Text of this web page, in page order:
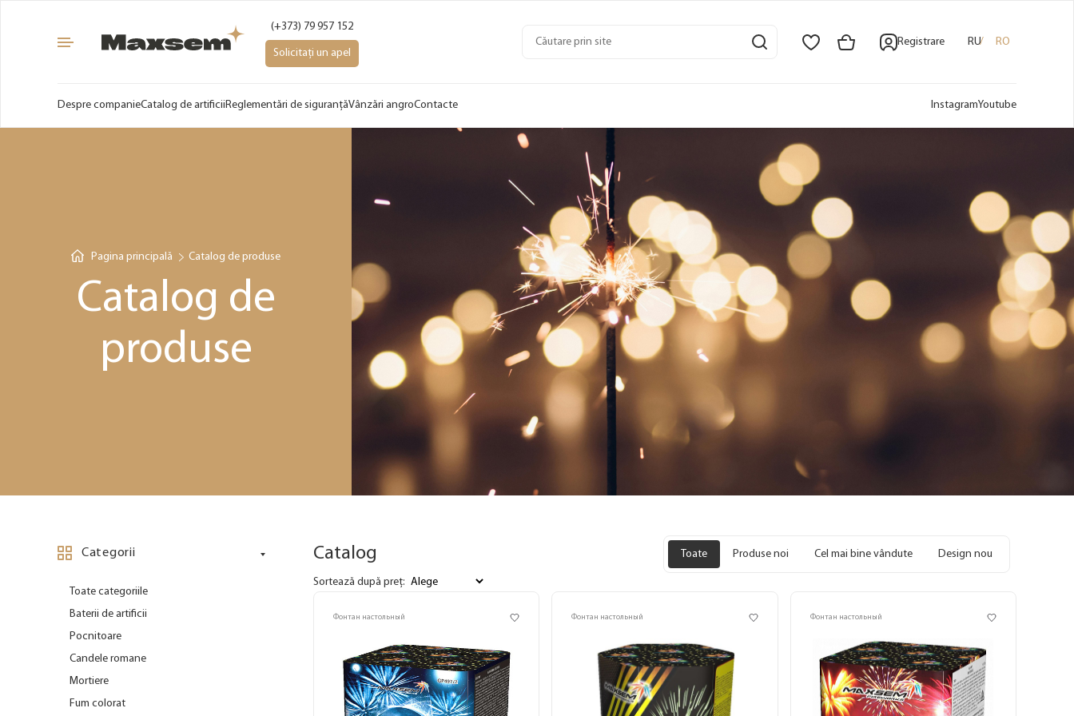
(+373) 79 957 152
Solicitați un apel
Registrare RU RO
Despre companieCatalog de artificiiReglementări de siguranțăVânzări angroContacte InstagramYoutube
Pagina principală Catalog de produse
Catalog de
produse
Categorii
Toate categoriile
Baterii de artificii
Pocnitoare
Candele romane
Mortiere
Fum colorat
Catalog Toate Produse noi Cel mai bine vândute Design nou
Sortează după preț:
Фонтан настольный Фонтан настольный Фонтан настольный